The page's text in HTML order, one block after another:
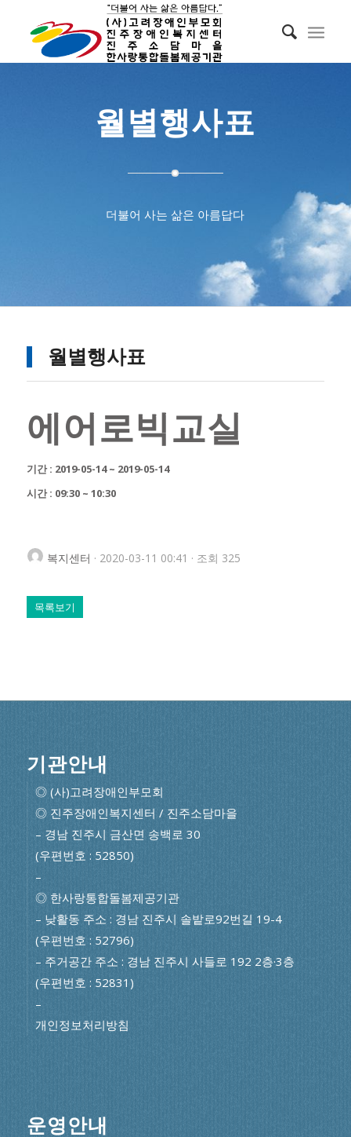
월별행사표
더불어 사는 삶은 아름답다
월별행사표
에어로빅교실
기간 : 2019-05-14 ~ 2019-05-14
시간 : 09:30 ~ 10:30
복지센터 · 2020-03-11 00:41 · 조회 325
목록보기
기관안내
◎ (사)고려장애인부모회
◎ 진주장애인복지센터 / 진주소담마을
– 경남 진주시 금산면 송백로 30
(우편번호 : 52850)
–
◎ 한사랑통합돌봄제공기관
– 낮활동 주소 : 경남 진주시 솔밭로92번길 19-4
(우편번호 : 52796)
– 주거공간 주소 : 경남 진주시 사들로 192 2층·3층
(우편번호 : 52831)
–
개인정보처리방침
운영안내